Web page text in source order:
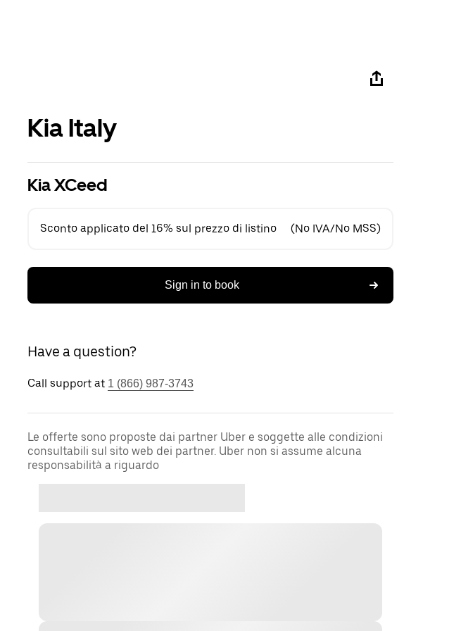
Kia Italy
Kia XCeed
Sconto applicato del 16% sul prezzo di listino (No IVA/No MSS)
Sign in to book
Have a question?
Call support at 1 (866) 987-3743
Le offerte sono proposte dai partner Uber e soggette alle condizioni
consultabili sul sito web dei partner. Uber non si assume alcuna
responsabilità a riguardo